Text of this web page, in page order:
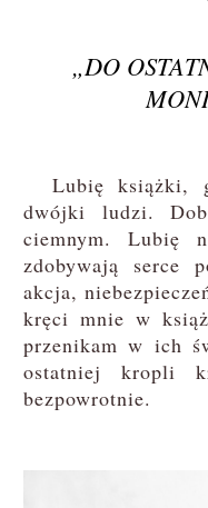
„DO
Lubię książki,
dwójki ludzi.
ciemnym. Lubię
zdobywają serce
akcja,
kręci mnie w
przenikam w ich
ostatniej kropli
bezpowrotnie.